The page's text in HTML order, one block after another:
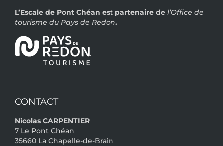
L’Escale de Pont Chéan est partenaire de l’Office de
tourisme du Pays de Redon.
.
CONTACT
Nicolas CARPENTIER
7 Le Pont Chéan
35660 La Chapelle-de-Brain